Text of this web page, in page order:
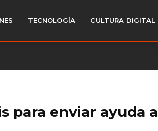
TECNOLOGÍA CULTURA DIGITAL
para enviar ayuda a